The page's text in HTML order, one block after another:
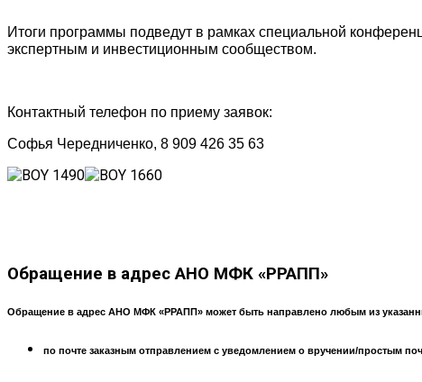
Итоги программы подведут в рамках специальной
экспертным и инвестиционным сообществом.
Контактный телефон по приему заявок:
Софья Чередниченко, 8 909 426 35 63
Обращение в адрес АНО МФК «РРАПП»
Обращение в адрес АНО МФК «РРАПП» может быть направлено любым из
по почте заказным отправлением с уведомлением о вручении/простым